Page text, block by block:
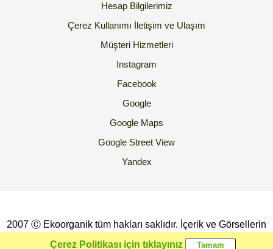
Hesap Bilgilerimiz
Çerez Kullanımı İletişim ve Ulaşım
Müşteri Hizmetleri
Instagram
Facebook
Google
Google Maps
Google Street View
Yandex
Çerez Politikası için tıklayınız
2007 Ⓒ Ekoorganik tüm hakları saklıdır. İçerik ve Görsellerin
İzinsiz Kopyalanması yada Kullanılması Yasaktır.